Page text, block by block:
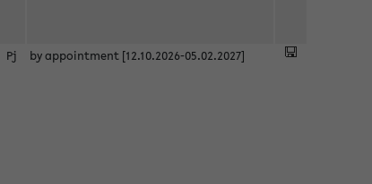
Pj by appointment [12.10.2026-05.02.2027]